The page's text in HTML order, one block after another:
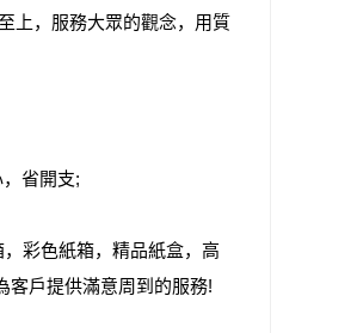
上，服務大眾的觀念，用質
省開支;
彩色紙箱，精品紙盒，高
客戶提供滿意周到的服務!